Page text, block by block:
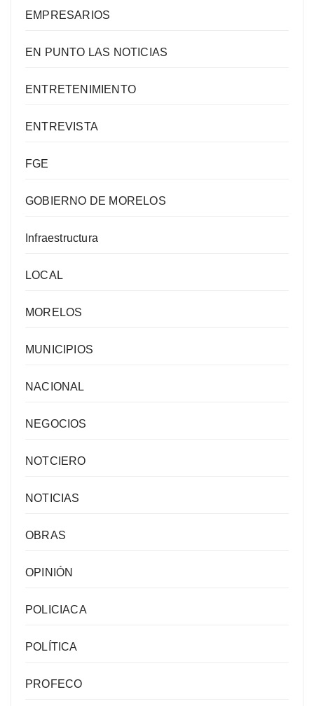
EMPRESARIOS
EN PUNTO LAS NOTICIAS
ENTRETENIMIENTO
ENTREVISTA
FGE
GOBIERNO DE MORELOS
Infraestructura
LOCAL
MORELOS
MUNICIPIOS
NACIONAL
NEGOCIOS
NOTCIERO
NOTICIAS
OBRAS
OPINIÓN
POLICIACA
POLÍTICA
PROFECO